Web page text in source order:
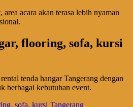
acara akan terasa lebih nyaman
flooring, sofa, kursi
tenda hangar Tangerang dengan
berbagai kebutuhan event.